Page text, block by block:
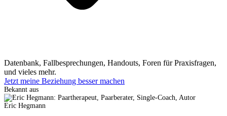
Datenbank, Fallbesprechungen, Handouts, Foren für Praxisfragen,
und vieles mehr.
Jetzt meine Beziehung besser machen
Bekannt aus
Eric Hegmann